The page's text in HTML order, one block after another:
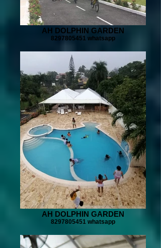
AH DOLPHIN GARDEN
8297805451 whatsapp
AH DOLPHIN GARDEN
8297805451 whatsapp